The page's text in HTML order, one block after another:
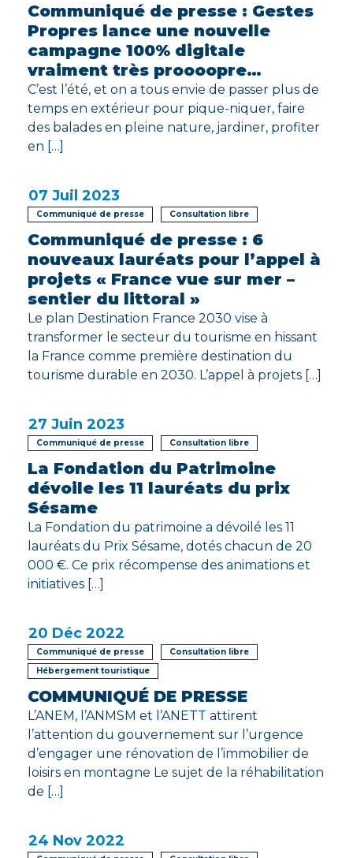
Communiqué de presse : Gestes
Propres lance une nouvelle
campagne 100% digitale
vraiment très proooopre…
C’est l’été, et on a tous envie de passer plus de
temps en extérieur pour pique-niquer, faire
des balades en pleine nature, jardiner, profiter
en […]
07 Juil 2023
Communiqué de presse Consultation libre
Communiqué de presse : 6
nouveaux lauréats pour l’appel à
projets « France vue sur mer –
sentier du littoral »
Le plan Destination France 2030 vise à
transformer le secteur du tourisme en hissant
la France comme première destination du
tourisme durable en 2030. L’appel à projets […]
27 Juin 2023
Communiqué de presse Consultation libre
La Fondation du Patrimoine
dévoile les 11 lauréats du prix
Sésame
La Fondation du patrimoine a dévoilé les 11
lauréats du Prix Sésame, dotés chacun de 20
000 €. Ce prix récompense des animations et
initiatives […]
20 Déc 2022
Communiqué de presse
Consultation libre
Hébergement touristique
COMMUNIQUÉ DE PRESSE
L’ANEM, l’ANMSM et l’ANETT attirent
l’attention du gouvernement sur l’urgence
d’engager une rénovation de l’immobilier de
loisirs en montagne Le sujet de la réhabilitation
de […]
24 Nov 2022